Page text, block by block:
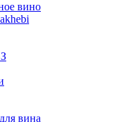
вино
вина